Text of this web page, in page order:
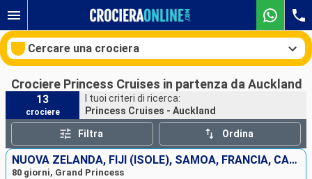
Cercare una crociera
Le nostre destinazioni
Mesi di partenza
Crociere Princess Cruises in partenza da Auckland
13
crociere
I tuoi criteri di ricerca:
Princess Cruises - Auckland
Filtra Ordina
NUOVA ZELANDA, FIJI (ISOLE), SAMOA, FRANCIA, CANADA, STATI UNITI, GIAPPONE, TAIWAN, CINA, VIETNAM, SINGAPORE, INDONESIA, AUSTRALIA
80 giorni, Grand Princess